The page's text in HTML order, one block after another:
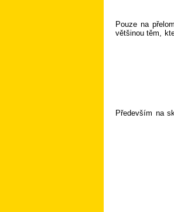
Pouze na
většinou těm,
Především na